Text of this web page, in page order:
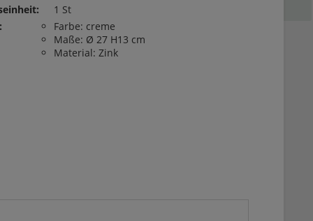
1 St
Farbe: creme
Maße: Ø 27 H13 cm
Material: Zink